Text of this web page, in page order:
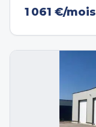
1 061 €/mois